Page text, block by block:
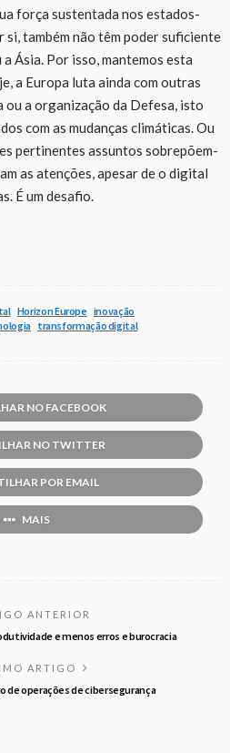
força sustentada nos estados-
si, também não têm poder suficiente
a Ásia. Por isso, mantemos esta
a Europa luta ainda com outras
ou a organização da Defesa, isto
com as mudanças climáticas. Ou
pertinentes assuntos sobrepõem-
as atenções,apesar de o digital
É um desafio.
Horizon Europe inovação
transformação digital
NO FACEBOOK
NO TWITTER
POR EMAIL
MAIS
ANTERIOR
e menos erros e burocracia
ARTIGO
de operações de cibersegurança